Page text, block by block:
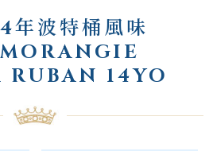
年波特桶風味
14YO